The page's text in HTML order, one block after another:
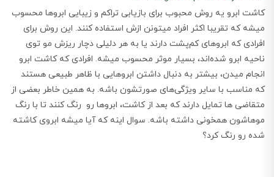
کاشت ابرو یه روش محبوب برای بازیابی تراکم و زیبایی ابروها محسوب
میشه که تقریبا اکثر افراد میتونن ازش استفاده کنند. این روش برای
افرادی که ابروهای کم‌پشت دارند یا به هر دلیلی دچار ریزش مو توی
ناحیه ابرو شده‌اند، بسیار موثر محسوب میشه. افرادی که کاشت ابرو
انجام میدن، بیشتر به دنبال داشتن ابروهایی با ظاهر طبیعی هستند
که مناسب با سایر ویژگی‌های صورتشون باشه. به همین خاطر بعضی از
متقاضی ها تمایل دارند که بعد از کاشت، ابروها رو رنگ کنند تا با رنگ
موهاشون همخونی داشته باشه. سوال اینه که آیا میشه ابروی کاشته
شده رو رنگ کرد؟